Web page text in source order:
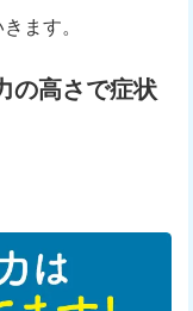
ます。
の高さで症状